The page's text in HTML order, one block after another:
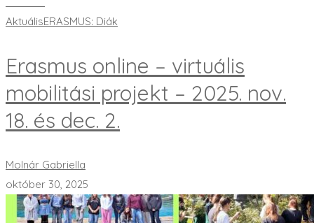
AktuálisERASMUS: Diák
Erasmus online – virtuális
mobilitási projekt – 2025. nov.
18. és dec. 2.
Molnár Gabriella
október 30, 2025